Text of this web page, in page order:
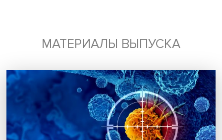
Поделиться